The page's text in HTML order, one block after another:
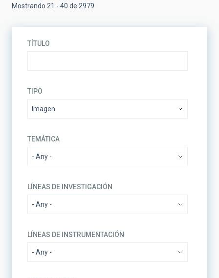
Mostrando 21 - 40 de 2979
TÍTULO
TIPO
TEMÁTICA
LÍNEAS DE INVESTIGACIÓN
LÍNEAS DE INSTRUMENTACIÓN